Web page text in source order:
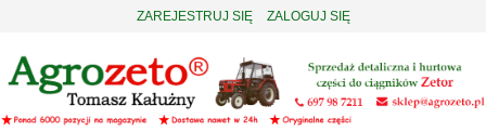
ZAREJESTRUJ SIĘ ZALOGUJ SIĘ